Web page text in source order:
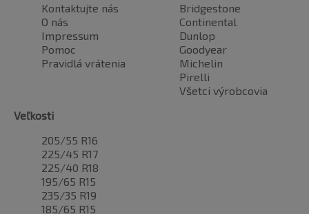
Kontaktujte nás
O nás
Impressum
Pomoc
Pravidlá vrátenia
Bridgestone
Continental
Dunlop
Goodyear
Michelin
Pirelli
Všetci výrobcovia
Veľkosti
205/55 R16
225/45 R17
225/40 R18
195/65 R15
235/35 R19
185/65 R15